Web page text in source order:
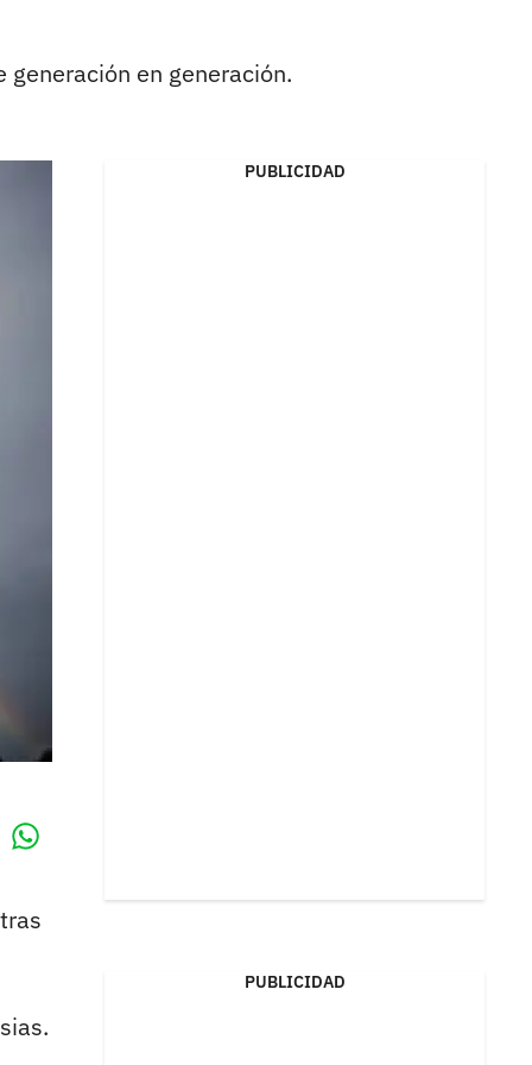
en generación.
PUBLICIDAD
PUBLICIDAD